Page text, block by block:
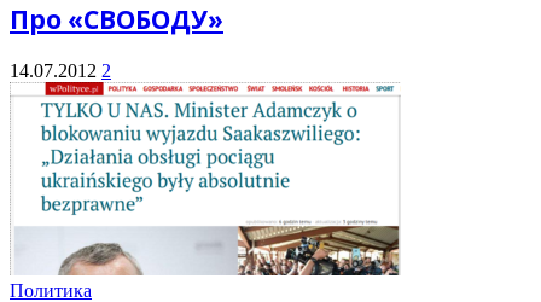
Про «СВОБОДУ»
14.07.2012 2
Политика